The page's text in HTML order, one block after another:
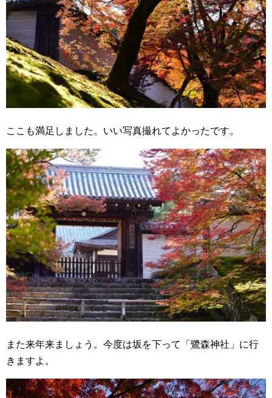
ここも満足しました。いい写真撮れてよかったです。
また来年来ましょう。今度は坂を下って「鷺森神社」に行
きますよ。